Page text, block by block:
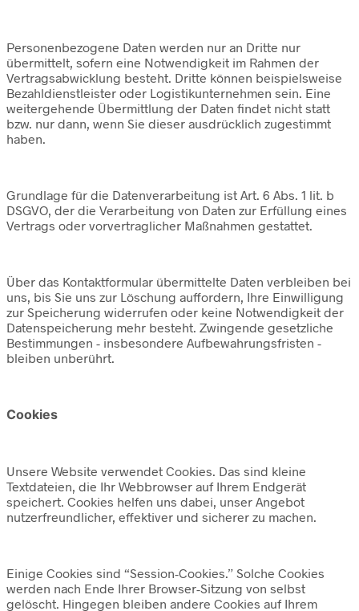
Personenbezogene Daten werden nur an Dritte nur
übermittelt, sofern eine Notwendigkeit im Rahmen der
Vertragsabwicklung besteht. Dritte können beispielsweise
Bezahldienstleister oder Logistikunternehmen sein. Eine
weitergehende Übermittlung der Daten findet nicht statt
bzw. nur dann, wenn Sie dieser ausdrücklich zugestimmt
haben.
Grundlage für die Datenverarbeitung ist Art. 6 Abs. 1 lit. b
DSGVO, der die Verarbeitung von Daten zur Erfüllung eines
Vertrags oder vorvertraglicher Maßnahmen gestattet.
Über das Kontaktformular übermittelte Daten verbleiben bei
uns, bis Sie uns zur Löschung auffordern, Ihre Einwilligung
zur Speicherung widerrufen oder keine Notwendigkeit der
Datenspeicherung mehr besteht. Zwingende gesetzliche
Bestimmungen - insbesondere Aufbewahrungsfristen -
bleiben unberührt.
Cookies
Unsere Website verwendet Cookies. Das sind kleine
Textdateien, die Ihr Webbrowser auf Ihrem Endgerät
speichert. Cookies helfen uns dabei, unser Angebot
nutzerfreundlicher, effektiver und sicherer zu machen.
Einige Cookies sind “Session-Cookies.” Solche Cookies
werden nach Ende Ihrer Browser-Sitzung von selbst
gelöscht. Hingegen bleiben andere Cookies auf Ihrem